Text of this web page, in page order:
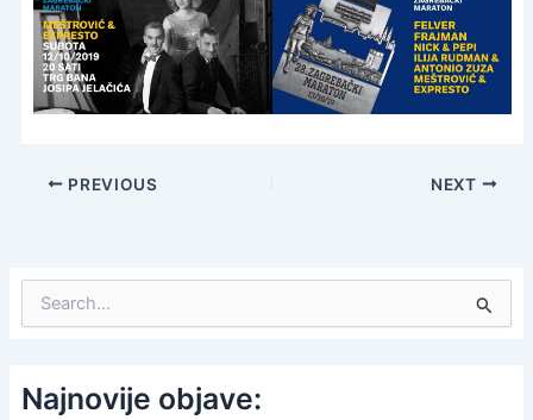
PREVIOUS NEXT
c
hNajnovije objave: